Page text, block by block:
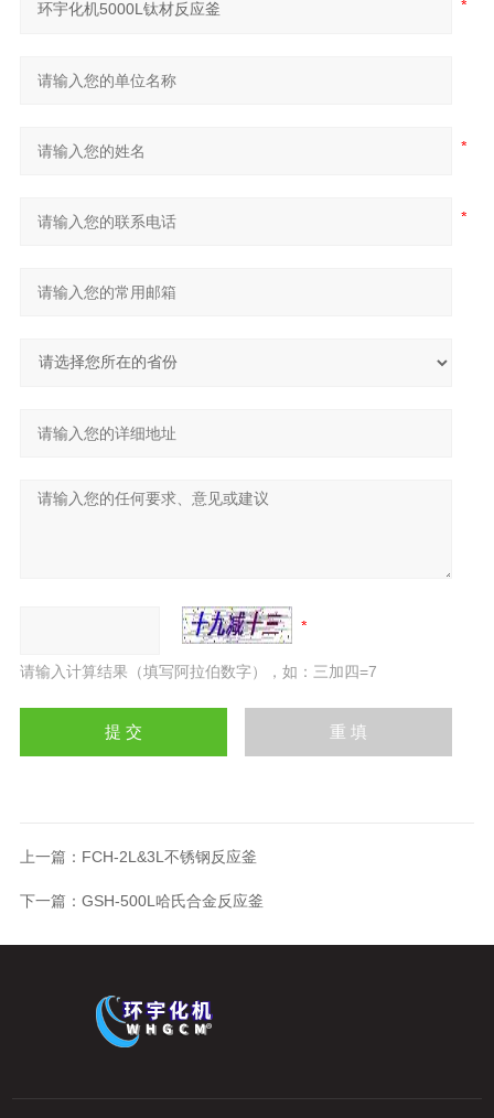
请输入计算结果（填写阿拉伯数字），如：三加四=7
上一篇： FCH-2L&3L不锈钢反应釜
下一篇： GSH-500L哈氏合金反应釜